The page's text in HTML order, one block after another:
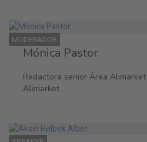
MODERADOR
Mónica Pastor
Redactora senior Área
Alimarket